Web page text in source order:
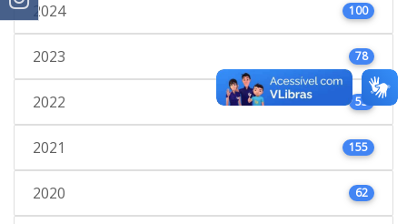
2024 100
2023 78
2022 53
2021 155
2020 62